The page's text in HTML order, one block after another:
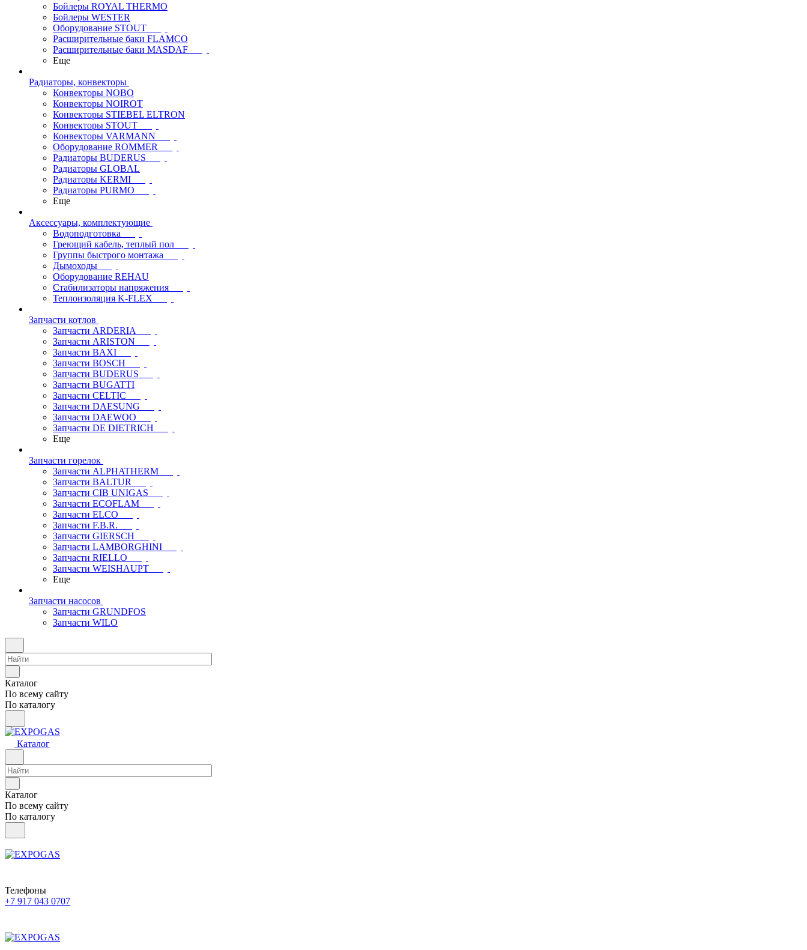
Бойлеры ROYAL THERMO
Бойлеры WESTER
Оборудование STOUT
Расширительные баки FLAMCO
Расширительные баки MASDAF
Еще
Радиаторы, конвекторы
Конвекторы NOBO
Конвекторы NOIROT
Конвекторы STIEBEL ELTRON
Конвекторы STOUT
Конвекторы VARMANN
Оборудование ROMMER
Радиаторы BUDERUS
Радиаторы GLOBAL
Радиаторы KERMI
Радиаторы PURMO
Еще
Аксессуары, комплектующие
Водоподготовка
Греющий кабель, теплый пол
Группы быстрого монтажа
Дымоходы
Оборудование REHAU
Стабилизаторы напряжения
Теплоизоляция K-FLEX
Запчасти котлов
Запчасти ARDERIA
Запчасти ARISTON
Запчасти BAXI
Запчасти BOSCH
Запчасти BUDERUS
Запчасти BUGATTI
Запчасти CELTIC
Запчасти DAESUNG
Запчасти DAEWOO
Запчасти DE DIETRICH
Еще
Запчасти горелок
Запчасти ALPHATHERM
Запчасти BALTUR
Запчасти CIB UNIGAS
Запчасти ECOFLAM
Запчасти ELCO
Запчасти F.B.R.
Запчасти GIERSCH
Запчасти LAMBORGHINI
Запчасти RIELLO
Запчасти WEISHAUPT
Еще
Запчасти насосов
Запчасти GRUNDFOS
Запчасти WILO
Каталог
По всему сайту
По каталогу
Каталог
Каталог
По всему сайту
По каталогу
Телефоны
+7 917 043 0707